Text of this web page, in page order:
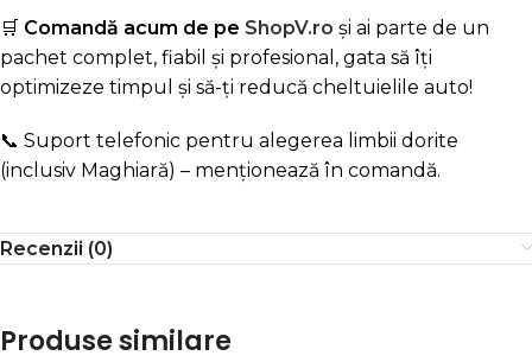
🛒 Comandă acum de pe ShopV.ro și ai parte de un
pachet complet, fiabil și profesional, gata să îți
optimizeze timpul și să-ți reducă cheltuielile auto!
📞 Suport telefonic pentru alegerea limbii dorite
(inclusiv Maghiară) – menționează în comandă.
Recenzii (0)
Produse similare